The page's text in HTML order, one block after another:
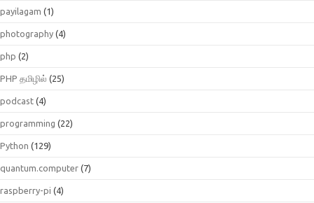
payilagam (1)
photography (4)
php (2)
PHP தமிழில் (25)
podcast (4)
programming (22)
Python (129)
quantum.computer (7)
raspberry-pi (4)